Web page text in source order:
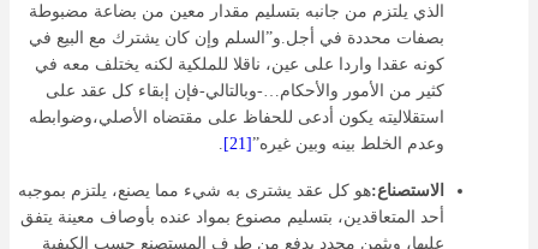
الذي يلتزم من جانبه بتسليم مقدار معين من بضاعة مضبوطة
بصفات محددة في أجل.و”السلم وإن كان يشترك مع البيع في
كونه عقدا واردا على عين، ناقلا للملكية لكنه يختلف معه في
كثير من الأمور والأحكام…-وبالتالي-فإن إبقاء كل عقد على
استقلاليته يكون أدعى للحفاظ على مقتضاه الأصلي،وضوابطه
وعدم الخلط بينه وبين غيره”[21]
الاستصناع:هو كل عقد يشترى به شيء مما يصنع، يلتزم بموجبه
أحد المتعاقدين، بتسليم مصنوع بمواد عنده بأوصاف معينة يتفق
عليها، وبثمن محدد يدفع من طرف المستصنع حسب الكيفية